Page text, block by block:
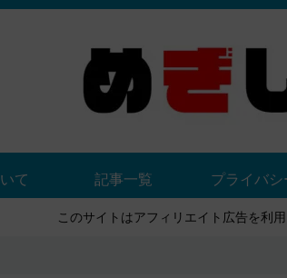
て 記事一覧 プライバ
このサイトはアフィリエイト広告を利